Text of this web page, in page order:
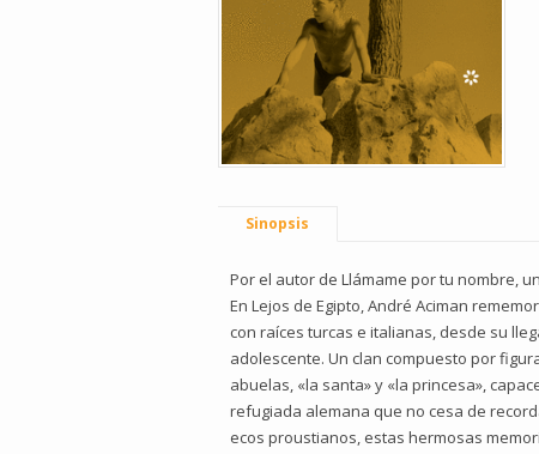
Sinopsis
Por el autor de Llámame por tu nombre,
En Lejos de Egipto, André Aciman
con raíces turcas e italianas, desde su
adolescente. Un clan compuesto por
abuelas, «la santa» y «la princesa»,
refugiada alemana que no cesa de
ecos proustianos, estas hermosas